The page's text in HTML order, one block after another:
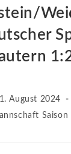
August 2024